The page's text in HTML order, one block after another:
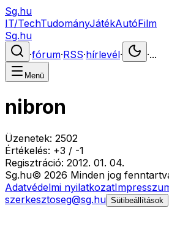
Sg.hu
IT/TechTudományJátékAutóFilm
Sg.hu
·fórum·RSS·hírlevél· ·...
Menü
nibron
Üzenetek: 2502
Értékelés: +3 / -1
Regisztráció: 2012. 01. 04.
Sg.hu© 2026 Minden jog
Adatvédelmi nyilatkozat
szerkesztoseg@sg.hu Sütibeállítások